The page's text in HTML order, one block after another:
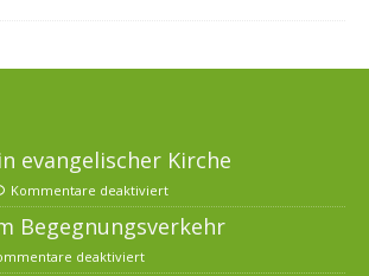
evangelischer Kirche
Kommentare deaktiviert
Begegnungsverkehr
deaktiviert